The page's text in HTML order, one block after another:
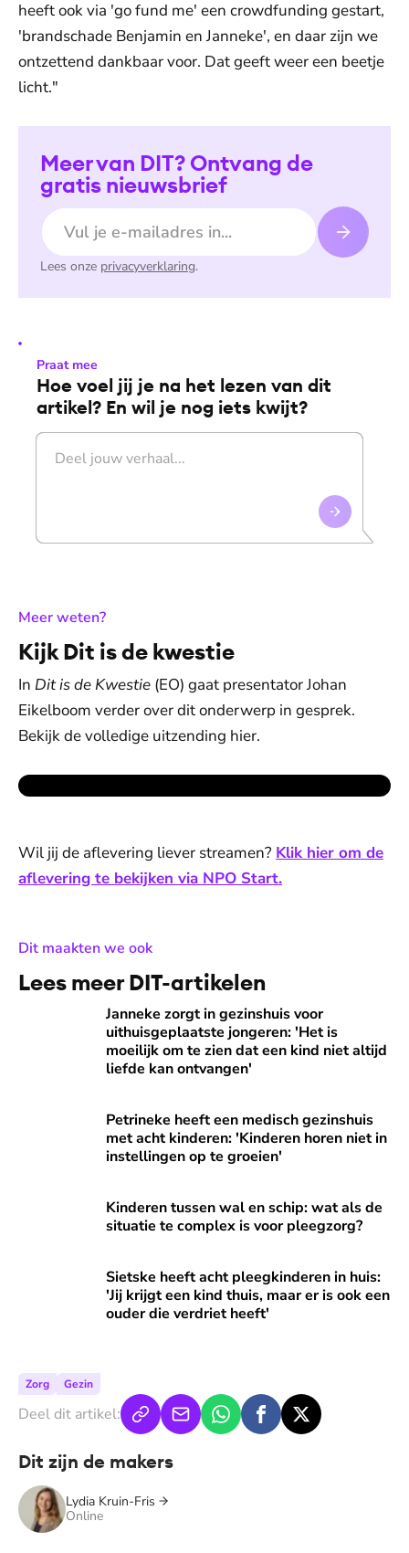
heeft ook via 'go fund me' een crowdfunding gestart,
'brandschade Benjamin en Janneke', en daar zijn we
ontzettend dankbaar voor. Dat geeft weer een beetje
licht."
Meer van DIT? Ontvang de
gratis nieuwsbrief
E-mailadres
Lees onze privacyverklaring.
Praat mee
Hoe voel jij je na het lezen van dit
artikel? En wil je nog iets kwijt?
Meer weten?:
Kijk Dit is de kwestie
In Dit is de Kwestie (EO) gaat presentator Johan
Eikelboom verder over dit onderwerp in gesprek.
Bekijk de volledige uitzending hier.
Wil jij de aflevering liever streamen? Klik hier om de
aflevering te bekijken via NPO Start.
Dit maakten we ook:
Lees meer DIT-artikelen
Janneke zorgt in gezinshuis voor
uithuisgeplaatste jongeren: 'Het is
moeilijk om te zien dat een kind niet altijd
liefde kan ontvangen'
Janneke zorgt in gezinshuis voor uithuisgeplaatste
Petrineke heeft een medisch gezinshuis
met acht kinderen: 'Kinderen horen niet in
instellingen op te groeien'
Petrineke heeft een medisch gezinshuis met acht
Kinderen tussen wal en schip: wat als de
situatie te complex is voor pleegzorg?
Kinderen tussen wal en schip: wat als de situatie te
Sietske heeft acht pleegkinderen in huis:
'Jij krijgt een kind thuis, maar er is ook een
ouder die verdriet heeft'
Sietske heeft acht pleegkinderen in huis: 'Jij krijgt een
Zorg Gezin
Deel dit artikel:
Dit zijn de makers
Lydia Kruin-Fris
Online